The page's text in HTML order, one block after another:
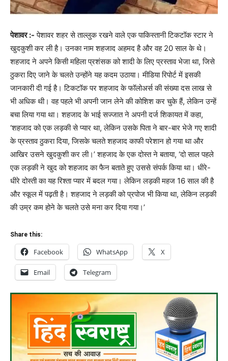
पेशावर :- पेशावर शहर से ताल्लुक रखने वाले एक पाकिस्तानी टिकटॉक स्टार ने
खुदकुशी कर ली है। उनका नाम शहजाद अहमद है और वह 20 साल के थे।
शहजाद ने अपने किसी महिला प्रशंसक को शादी के लिए प्रस्ताव भेजा था, जिसे
ठुकरा दिए जाने के चलते उन्होंने यह कदम उठाया। मीडिया रिपोर्ट में इसकी
जानकारी दी गई है। टिकटॉक पर शहजाद के फॉलोअर्स की संख्या दस लाख से
भी अधिक थी। वह पहले भी अपनी जान लेने की कोशिश कर चुके हैं, लेकिन उन्हें
बचा लिया गया था। शहजाद के भाई सज्जात ने अपनी दर्ज शिकायत में कहा,
‘शहजाद को एक लड़की से प्यार था, लेकिन उसके पिता ने बार-बार भेजे गए शादी
के प्रस्ताव ठुकरा दिया, जिसके चलते शहजाद काफी परेशान हो गया था और
आखिर उसने खुदकुशी कर ली।’ शहजाद के एक दोस्त ने बताया, ‘दो साल पहले
एक लड़की ने खुद को शहजाद का फैन बताते हुए उससे संपर्क किया था। धीरे-
धीरे दोस्ती का यह रिश्ता प्यार में बदल गया। लेकिन लड़की महज 16 साल की है
और स्कूल में पढ़ती है। शहजाद ने लड़की को प्रपोज भी किया था, लेकिन लड़की
की उम्र कम होने के चलते उसे मना कर दिया गया।’
Share this:
Facebook WhatsApp X
Email Telegram